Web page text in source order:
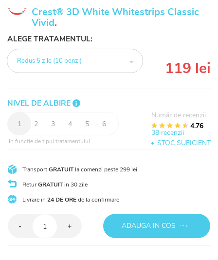
Crest® 3D White Whitestrips Classic
Vivid.
119 lei
ALEGE TRATAMENTUL:
Redus 5 zile (10 benzi)
NIVEL DE ALBIRE
1 2 3 4 5 6
In functie de tipul tratamentului
Număr de recenzii
1 2 3 4 5
4.76
38 recenzii
STOC SUFICIENT
TransportGRATUITla comenzi peste 299 lei
ReturGRATUITin 30 zile
Livrare in 24 DE OREde la confirmare
-
+ ADAUGA IN COS